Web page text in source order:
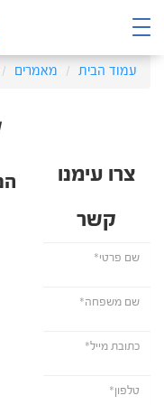
עמוד הבית מאמרים
צרו עימנו
קשר